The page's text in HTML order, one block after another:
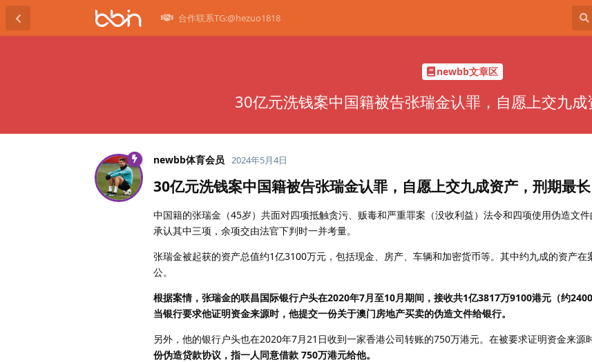
合作联系TG:@hezuo1818
newbb文章区
30亿元洗钱案中国籍被告张瑞金认罪，自愿上交九
newbb体育会员 2024年5月4日
30亿元洗钱案中国籍被告张瑞金认罪，自愿上交九成资产，刑期最长
中国籍的张瑞金（45岁）共面对四项抵触贪污、贩毒和严重罪案（没收利益）法令和四项使用伪造文
承认其中三项，余项交由法官下判时一并考量。
张瑞金被起获的资产总值约1亿3100万元，包括现金、房产、车辆和加密货币等。其中约九成的资产在
公。
根据案情，张瑞金的联昌国际银行户头在2020年7月至10月期间，接收共1亿3817万9100港元（约2400
当银行要求他证明资金来源时，他提交一份关于澳门房地产买卖的伪造文件给银行。
另外，他的银行户头也在2020年7月21日收到一家香港公司转账的750万港元。在被要求证明资金来源
份伪造贷款协议，指一人同意借款 750万港元给他。